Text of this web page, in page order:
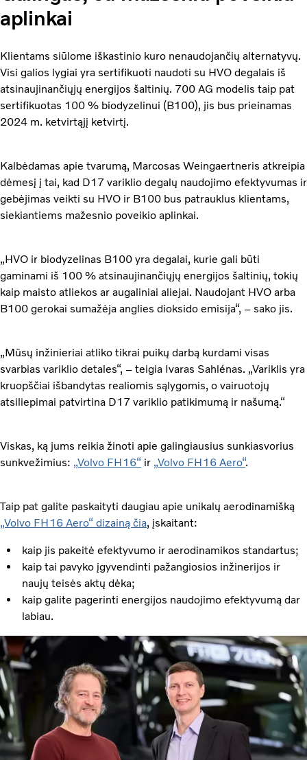
aplinkai
Klientams siūlome iškastinio kuro nenaudojančių alternatyvų.
Visi galios lygiai yra sertifikuoti naudoti su HVO degalais iš
atsinaujinančiųjų energijos šaltinių. 700 AG modelis taip pat
sertifikuotas 100 % biodyzelinui (B100), jis bus prieinamas
2024 m. ketvirtąjį ketvirtį.
Kalbėdamas apie tvarumą, Marcosas Weingaertneris atkreipia
dėmesį į tai, kad D17 variklio degalų naudojimo efektyvumas ir
gebėjimas veikti su HVO ir B100 bus patrauklus klientams,
siekiantiems mažesnio poveikio aplinkai.
„HVO ir biodyzelinas B100 yra degalai, kurie gali būti
gaminami iš 100 % atsinaujinančiųjų energijos šaltinių, tokių
kaip maisto atliekos ar augaliniai aliejai. Naudojant HVO arba
B100 gerokai sumažėja anglies dioksido emisija“, – sako jis.
„Mūsų inžinieriai atliko tikrai puikų darbą kurdami visas
svarbias variklio detales“, – teigia Ivaras Sahlénas. „Variklis yra
kruopščiai išbandytas realiomis sąlygomis, o vairuotojų
atsiliepimai patvirtina D17 variklio patikimumą ir našumą.“
Viskas, ką jums reikia žinoti apie galingiausius sunkiasvorius
sunkvežimius: „Volvo FH16“ ir „Volvo FH16 Aero“.
Taip pat galite paskaityti daugiau apie unikalų aerodinamišką
„Volvo FH16 Aero“ dizainą čia, įskaitant:
kaip jis pakeitė efektyvumo ir aerodinamikos standartus;
kaip tai pavyko įgyvendinti pažangiosios inžinerijos ir
naujų teisės aktų dėka;
kaip galite pagerinti energijos naudojimo efektyvumą dar
labiau.